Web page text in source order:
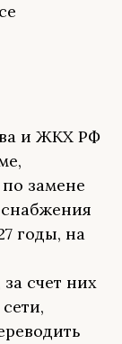
и ЖКХ РФ
замене
годы, на
счет них